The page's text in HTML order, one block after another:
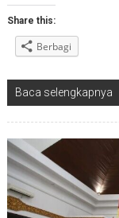
Share this:
Berbagi
Baca selengkapnya